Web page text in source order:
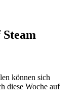
können sich
diese Woche auf